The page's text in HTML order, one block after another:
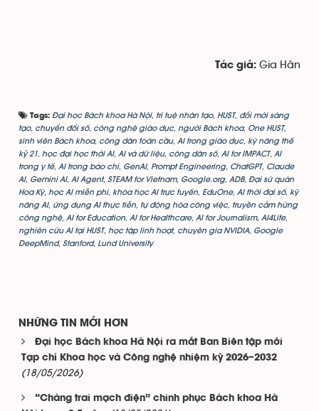
Tác giả: Gia Hân
Tags: Đại học Bách khoa Hà Nội, trí tuệ nhân tạo, HUST, đổi mới sáng
tạo, chuyển đổi số, công nghệ giáo dục, người Bách khoa, One HUST,
sinh viên Bách khoa, công dân toàn cầu, AI trong giáo dục, kỹ năng thế
kỷ 21
học đại học thời AI, AI và dữ liệu, công dân số, AI for IMPACT, AI
trong y tế, AI trong báo chí, GenAI, Prompt Engineering, ChatGPT, Claude
AI, Gemini AI, AI Agent, STEAM for Vietnam, Google.org, ADB, Đại sứ quán
Hoa Kỳ, học AI miễn phí, khóa học AI trực tuyến EduOne, AI thời đại số, kỹ
năng AI, ứng dụng AI thực tiễn tự động hóa công việc, truyền cảm hứng
công nghệ, AI for Education AI for Healthcare, AI for Journalism, AI4Life,
nghiên cứu AI tại HUST, học tập linh hoạt, chuyên gia NVIDIA
Google
DeepMind, Stanford, Lund University
NHỮNG TIN MỚI HƠN
Đại học Bách khoa Hà Nội ra mắt Ban Biên tập mới
Tạp chí Khoa học và Công nghệ nhiệm kỳ 2026–2032
(18/05/2026)
“Chàng trai mạch điện” chinh phục Bách khoa Hà